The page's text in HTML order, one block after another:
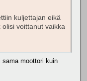
kuljettajan eikä
olisi voittanut vaikka
moottori kuin